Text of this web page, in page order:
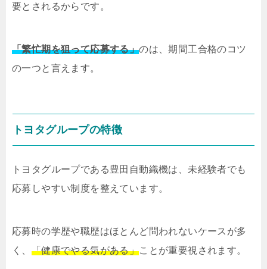
要とされるからです。
「繁忙期を狙って応募する」のは、期間工合格のコツ
の一つと言えます。
トヨタグループの特徴
トヨタグループである豊田自動織機は、未経験者でも
応募しやすい制度を整えています。
応募時の学歴や職歴はほとんど問われないケースが多
く、 「健康でやる気がある」ことが重要視されます。